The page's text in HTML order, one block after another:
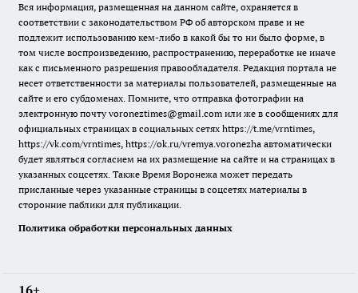
Вся информация, размещенная на данном сайте, охраняется в
соответствии с законодательством РФ об авторском праве и не
подлежит использованию кем-либо в какой бы то ни было форме, в
том числе воспроизведению, распространению, переработке не иначе
как с письменного разрешения правообладателя. Редакция портала не
несет ответственности за материалы пользователей, размещенные на
сайте и его субдоменах. Помните, что отправка фотографии на
электронную почту voroneztimes@gmail.com или же в сообщениях для
официальных страницах в социальных сетях https://t.me/vrntimes,
https://vk.com/vrntimes, https://ok.ru/vremya.voronezha автоматически
будет являться согласием на их размещение на сайте и на страницах в
указанных соцсетях. Также Время Воронежа может передать
присланные через указанные страницы в соцсетях материалы в
сторонние паблики для публикации.
Политика обработки персональных данных
16+